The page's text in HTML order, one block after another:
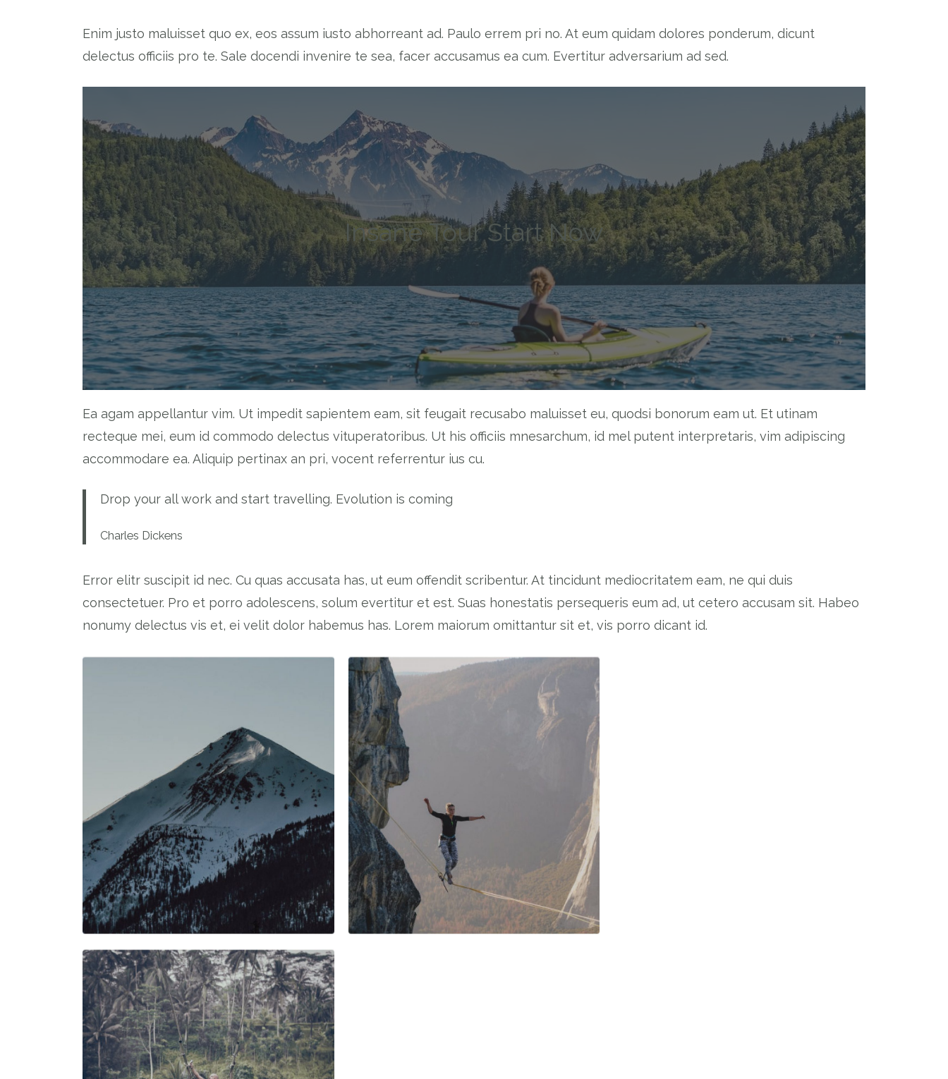
Enim justo maluisset quo ex, eos assum iusto abhorreant ad. Paulo errem pri no. At eum quidam dolores ponderum, dicunt
delectus officiis pro te. Sale docendi invenire te sea, facer accusamus ea cum. Evertitur adversarium ad sed.
Insane Tour Start Now
Ea agam appellantur vim. Ut impedit sapientem eam, sit feugait recusabo maluisset eu, quodsi bonorum eam ut. Et utinam
recteque mei, eum id commodo delectus vituperatoribus. Ut his officiis mnesarchum, id mel putent interpretaris, vim adipiscing
accommodare ea. Aliquip pertinax an pri, vocent referrentur ius cu.
Drop your all work and start travelling. Evolution is coming
Charles Dickens
Error elitr suscipit id nec. Cu quas accusata has, ut eum offendit scribentur. At tincidunt mediocritatem eam, ne qui duis
consectetuer. Pro et porro adolescens, solum evertitur et est. Suas honestatis persequeris eum ad, ut cetero accusam sit. Habeo
nonumy delectus vis et, ei velit dolor habemus has. Lorem maiorum omittantur sit et, vis porro dicant id.